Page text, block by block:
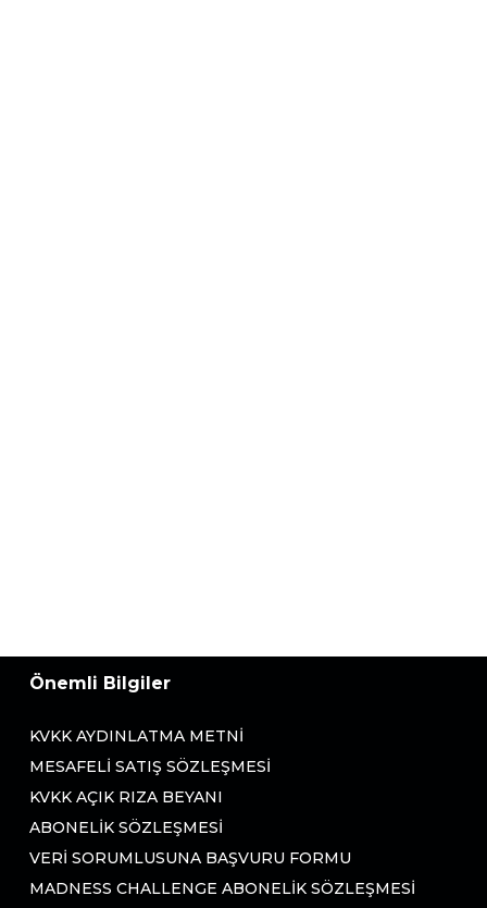
Önemli Bilgiler
KVKK AYDINLATMA METNI
MESAFELI SATIŞ SÖZLEŞMESI
KVKK AÇIK RIZA BEYANI
ABONELIK SÖZLEŞMESI
VERI SORUMLUSUNA BAŞVURU FORMU
MADNESS CHALLENGE ABONELIK SÖZLEŞMESI